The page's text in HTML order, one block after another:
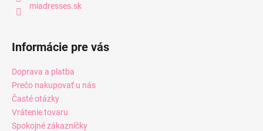
miadresses.sk
Informácie pre vás
Doprava a platba
Prečo nakupovať u nás
Časté otázky
Vrátenie tovaru
Spokojné zákazníčky